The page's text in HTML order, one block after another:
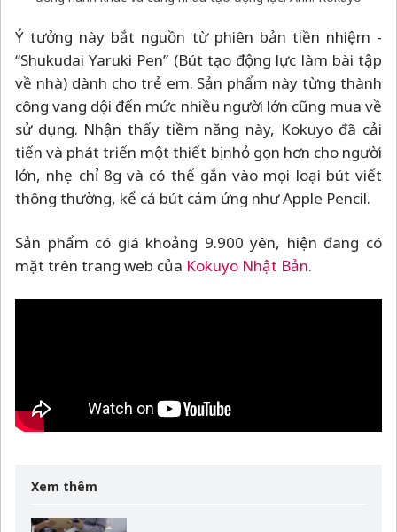
Ý tưởng này bắt nguồn từ phiên bản tiền nhiệm -
“Shukudai Yaruki Pen” (Bút tạo động lực làm bài tập
về nhà) dành cho trẻ em. Sản phẩm này từng thành
công vang dội đến mức nhiều người lớn cũng mua về
sử dụng. Nhận thấy tiềm năng này, Kokuyo đã cải
tiến và phát triển một thiết bị nhỏ gọn hơn cho người
lớn, nhẹ chỉ 8g và có thể gắn vào mọi loại bút viết
thông thường, kể cả bút cảm ứng như Apple Pencil.
Sản phẩm có giá khoảng 9.900 yên, hiện đang có
mặt trên trang web của Kokuyo Nhật Bản.
Xem thêm